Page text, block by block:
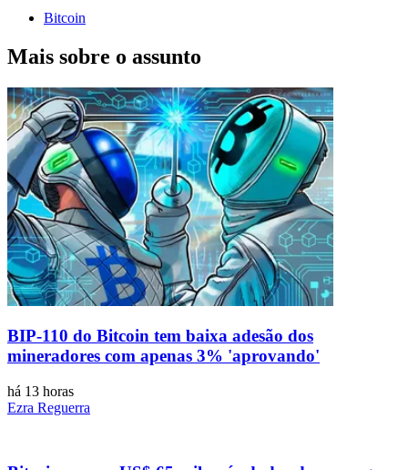
Bitcoin
Mais sobre o assunto
BIP-110 do Bitcoin tem baixa adesão dos
mineradores com apenas 3% 'aprovando'
há 13 horas
Ezra Reguerra